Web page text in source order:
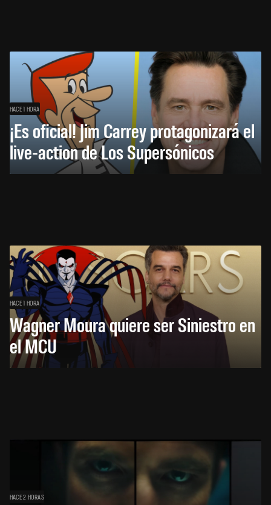
HACE 1 HORA
¡Es oficial! Jim Carrey protagonizará el
live-action de Los Supersónicos
HACE 1 HORA
Wagner Moura quiere ser Siniestro en
el MCU
HACE 2 HORAS